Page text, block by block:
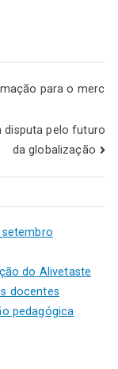
para o merc
disputa pelo futuro
da globalização
do Alivetaste
docentes
pedagógica